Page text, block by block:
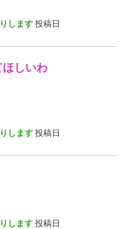
します 投稿日
ほしいわ
します 投稿日
します 投稿日